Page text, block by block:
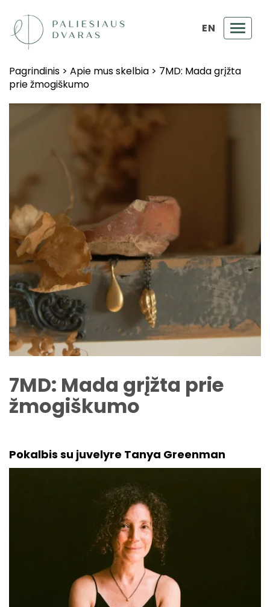
EN
Pagrindinis > Apie mus skelbia > 7MD: Mada grįžta
prie žmogiškumo
7MD: Mada grįžta prie
žmogiškumo
Pokalbis su juvelyre Tanya Greenman